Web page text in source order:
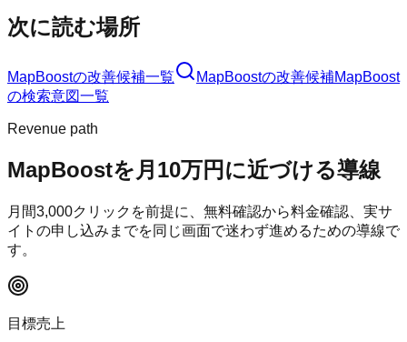
次に読む場所
MapBoostの改善候補一覧 MapBoostの改善候補MapBoost
の検索意図一覧
Revenue path
MapBoostを月10万円に近づける導線
月間3,000クリックを前提に、無料確認から料金確認、実サ
イトの申し込みまでを同じ画面で迷わず進めるための導線で
す。
目標売上